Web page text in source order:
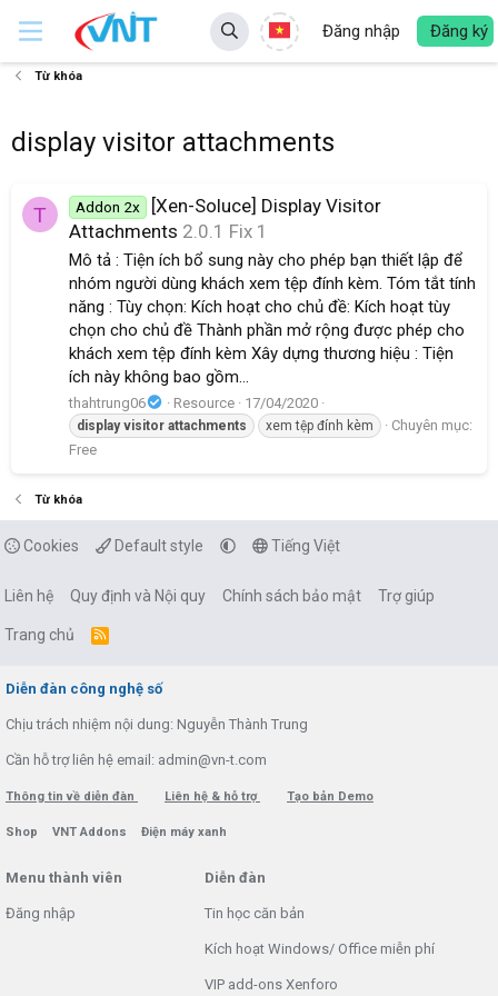
Đăng nhập Đăng ký
Từ khóa
display visitor attachments
T Addon 2x
[Xen-Soluce] Display Visitor
Attachments 2.0.1 Fix 1
Mô tả : Tiện ích bổ sung này cho phép bạn thiết lập để
nhóm người dùng khách xem tệp đính kèm. Tóm tắt tính
năng : Tùy chọn: Kích hoạt cho chủ đề: Kích hoạt tùy
chọn cho chủ đề Thành phần mở rộng được phép cho
khách xem tệp đính kèm Xây dựng thương hiệu : Tiện
ích này không bao gồm...
thahtrung06 Resource 17/04/2020
display visitor attachments xem tệp đính kèm
Chuyên mục:
Free
Từ khóa
Cookies Default style Tiếng Việt
Liên hệ Quy định và Nội quy Chính sách bảo mật Trợ giúp
Trang chủ
R
Diễn đàn công nghệ số
Chịu trách nhiệm nội dung: Nguyễn Thành Trung
Cần hỗ trợ liên hệ email: admin@vn-t.com
Thông tin về diễn đàn Liên hệ & hỗ trợ Tạo bản Demo
Shop VNT Addons Điện máy xanh
Menu thành viên
Đăng nhập
Diễn đàn
Tin học căn bản
Kích hoạt Windows/ Office miễn phí
VIP add-ons Xenforo